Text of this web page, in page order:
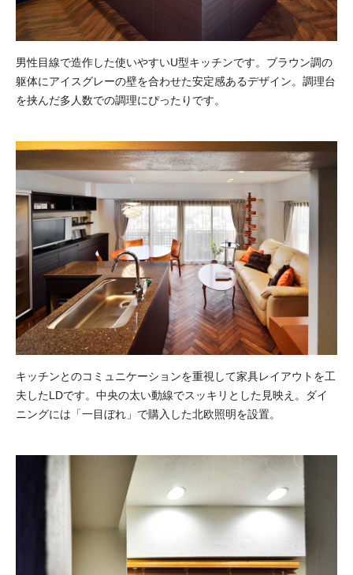
男性目線で造作した使いやすいU型キッチンです。ブラウン調の
躯体にアイスグレーの壁を合わせた安定感あるデザイン。調理台
を挟んだ多人数での調理にぴったりです。
キッチンとのコミュニケーションを重視して家具レイアウトを工
夫したLDです。中央の太い動線でスッキリとした見映え。ダイ
ニングには「一目ぼれ」で購入した北欧照明を設置。